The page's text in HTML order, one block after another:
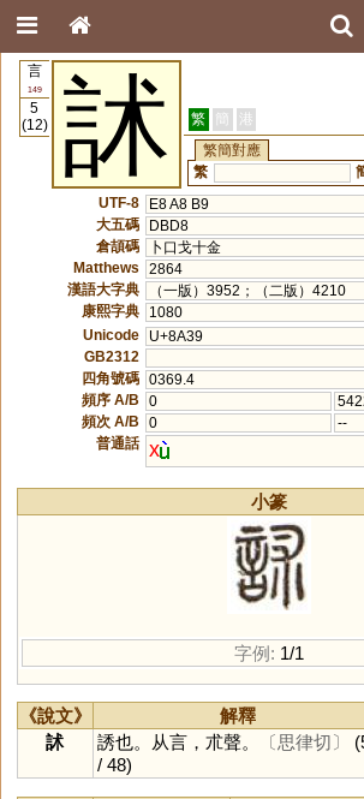
言
149
5
(12)
訹 繁 簡 港
繁簡對應
繁
UTF-8
E8 A8 B9
大五碼
DBD8
倉頡碼
卜口戈十金
Matthews
2864
漢語大字典
（一版）3952；（二版）4210
康熙字典
1080
Unicode
U+8A39
GB2312
四角號碼 0369.4
頻序 A/B
0
頻次 A/B
0
--
普通話 x
小篆
字例: 1/1
《說文》 解釋
訹
誘也。从言，朮聲。 〔思律切〕
/ 48)